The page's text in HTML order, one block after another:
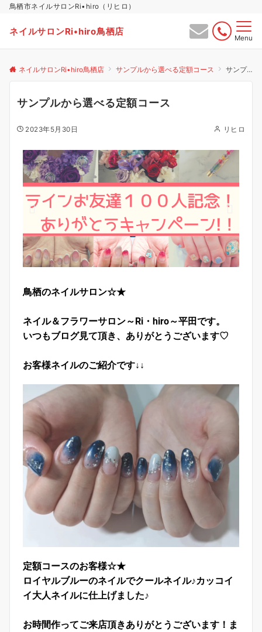
鳥栖市ネイルサロンRi•hiro（リヒロ）
ネイルサロンRi•hiro鳥栖店
Menu
ネイルサロンRi•hiro鳥栖店 サンプルから選べる定額コース サンプルから選べる定額コース
サンプルから選べる定額コース
2023年5月30日 リヒロ
鳥栖のネイルサロン☆★
ネイル＆フラワーサロン～Ri・hiro～平田です。
いつもブログ見て頂き、ありがとうございます♡
お客様ネイルのご紹介です↓↓
定額コースのお客様☆★
ロイヤルブルーのネイルでクールネイル♪カッコイ
イ大人ネイルに仕上げました♪
お時間作ってご来店頂きありがとうございます！ま